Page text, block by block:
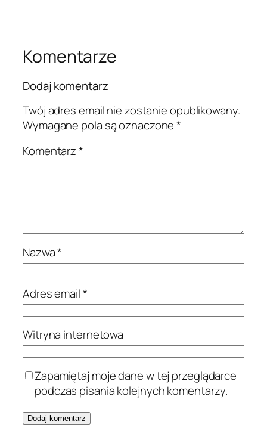
Komentarze
Dodaj komentarz
Twój adres email nie zostanie opublikowany.
Wymagane pola są oznaczone*
Komentarz*
Nazwa*
Adres email*
Witryna internetowa
Zapamiętaj moje dane w tej przeglądarce
podczas pisania kolejnych komentarzy.